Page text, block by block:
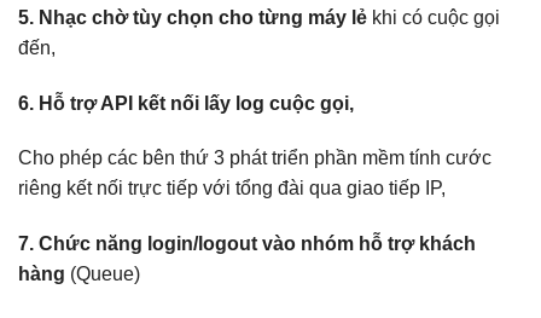
5. Nhạc chờ tùy chọn cho từng máy lẻ khi có cuộc gọi
đến,
6. Hỗ trợ API kết nối lấy log cuộc gọi,
Cho phép các bên thứ 3 phát triển phần mềm tính cước
riêng kết nối trực tiếp với tổng đài qua giao tiếp IP,
7. Chức năng login/logout vào nhóm hỗ trợ khách
hàng (Queue)